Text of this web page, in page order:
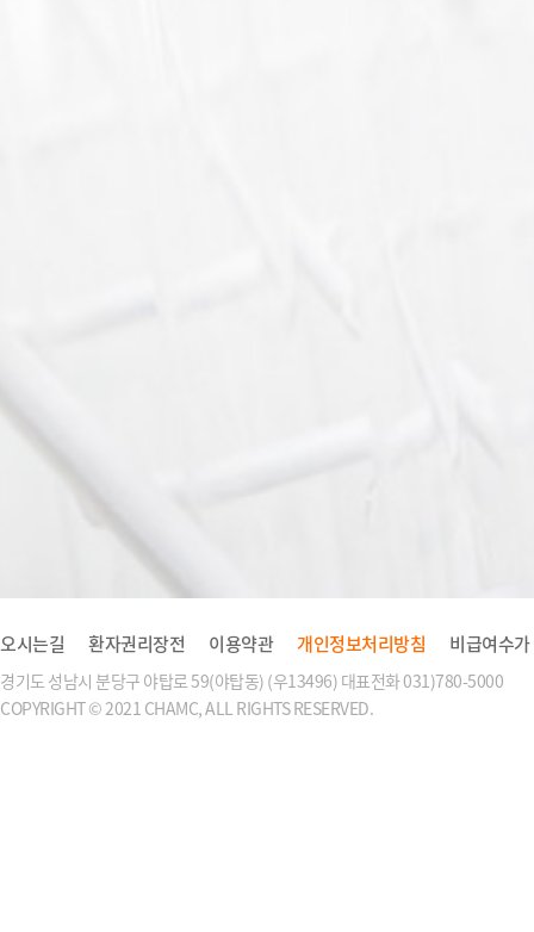
오시는길 환자권리장전 이용약관 개인정보처리방침 비급여수가
경기도 성남시 분당구 야탑로 59(야탑동) (우13496) 대표전화 031)780-5000
COPYRIGHT © 2021 CHAMC, ALL RIGHTS RESERVED.